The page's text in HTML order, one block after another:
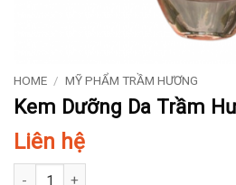
HOME / MỸ PHẨM TRẦM HƯƠNG
Kem Dưỡng Da Trầm
Liên hệ
Kem Dưỡng Da Trầm Hương quantity